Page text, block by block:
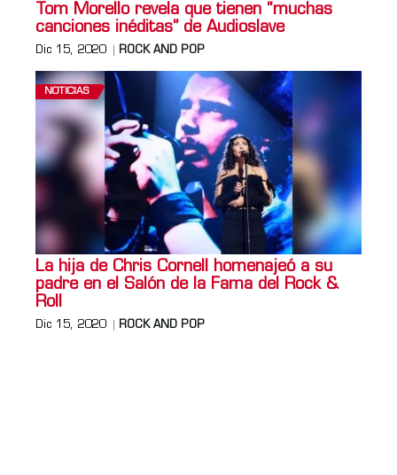
Tom Morello revela que tienen “muchas
canciones inéditas” de Audioslave
Dic 15, 2020 ROCK AND POP
NOTICIAS
La hija de Chris Cornell homenajeó a su
padre en el Salón de la Fama del Rock &
Roll
Dic 15, 2020 ROCK AND POP